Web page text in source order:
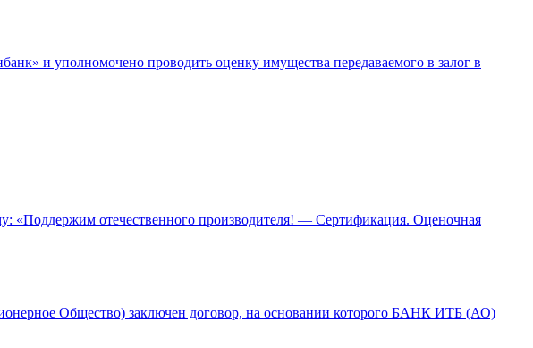
и уполномочено проводить оценку имущества передаваемого в залог в
«Поддержим отечественного производителя! — Сертификация. Оценочная
Общество) заключен договор, на основании которого БАНК ИТБ (АО)